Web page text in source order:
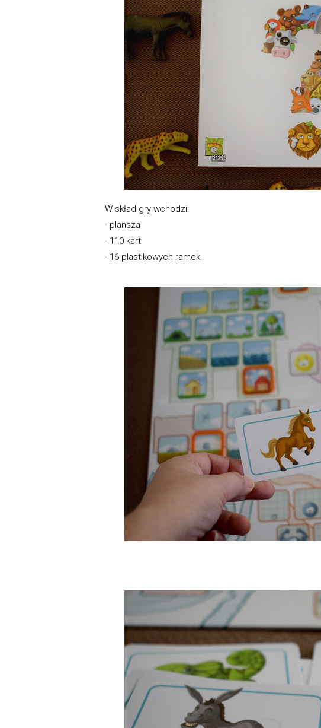
W skład gry wchodzi:
- plansza
- 110 kart
- 16 plastikowych ramek